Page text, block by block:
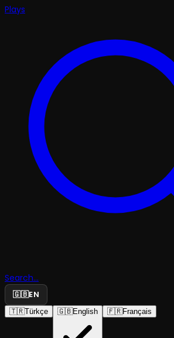
Plays
Search...
🇬🇧EN
🇹🇷Türkçe 🇬🇧English 🇫🇷Français